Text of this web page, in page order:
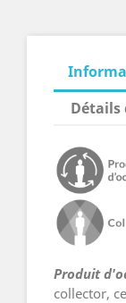
Produit
collector,